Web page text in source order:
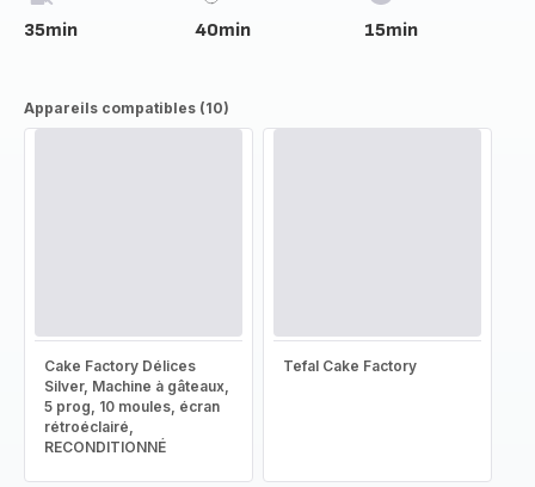
35min 40min 15min
Appareils compatibles (10)
Cake Factory Délices
Silver, Machine à gâteaux,
5 prog, 10 moules, écran
rétroéclairé,
RECONDITIONNÉ
Tefal Cake Factory